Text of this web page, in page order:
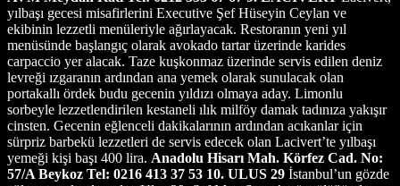
yılbaşı gecesi misafirlerini Executive Şef Hüseyin Ceylan ve
ekibinin lezzetli menüleriyle ağırlayacak. Restoranın yeni yıl
menüsünde başlangıç olarak avokado tartar üzerinde karides
carpaccio yer alacak. Taze kuşkonmaz üzerinde servis edilen deniz
levreği ızgaranın ardından ana yemek olarak sunulacak olan
portakallı ördek budu gecenin yıldızı olmaya aday. Limonlu
sorbeyle lezzetlendirilen kestaneli ılık milföy damak tadınıza yakışır
cinsten. Gecenin eğlenceli dakikalarının ardından acıkanlar için
sürpriz barbekü lezzetleri de servis edecek olan Lacivert’te yılbaşı
yemeği kişi başı 400 lira. Anadolu Hisarı Mah. Körfez Cad. No:
57/A Beykoz Tel: 0216 413 37 53 10. ULUS 29 İstanbul’un gözde